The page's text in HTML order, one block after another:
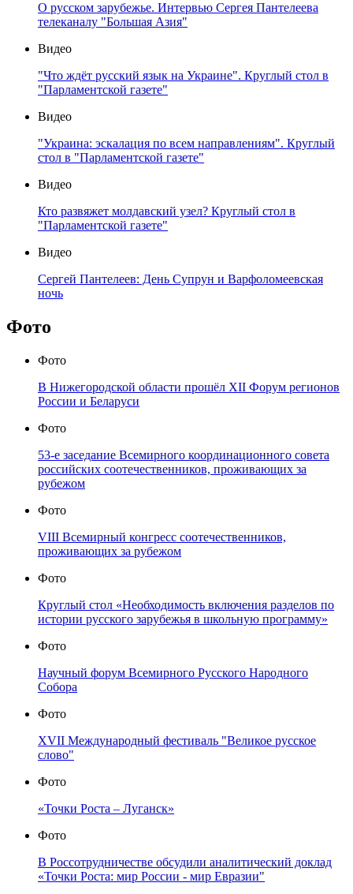
О русском зарубежье. Интервью Сергея Пантелеева
телеканалу "Большая Азия"
Видео
"Что ждёт русский язык на Украине". Круглый стол в
"Парламентской газете"
Видео
"Украина: эскалация по всем направлениям". Круглый
стол в "Парламентской газете"
Видео
Кто развяжет молдавский узел? Круглый стол в
"Парламентской газете"
Видео
Сергей Пантелеев: День Супрун и Варфоломеевская
ночь
Фото
Фото
В Нижегородской области прошёл XII Форум регионов
России и Беларуси
Фото
53-е заседание Всемирного координационного совета
российских соотечественников, проживающих за
рубежом
Фото
VIII Всемирный конгресс соотечественников,
проживающих за рубежом
Фото
Круглый стол «Необходимость включения разделов по
истории русского зарубежья в школьную программу»
Фото
Научный форум Всемирного Русского Народного
Собора
Фото
XVII Международный фестиваль "Великое русское
слово"
Фото
«Точки Роста – Луганск»
Фото
В Россотрудничестве обсудили аналитический доклад
«Точки Роста: мир России - мир Евразии"